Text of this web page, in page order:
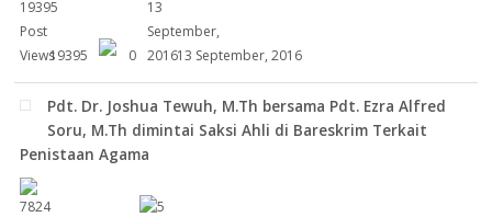
19395 0 13 September, 2016
Pdt. Dr. Joshua Tewuh, M.Th bersama Pdt. Ezra Alfred
Soru, M.Th dimintai Saksi Ahli di Bareskrim Terkait
Penistaan Agama